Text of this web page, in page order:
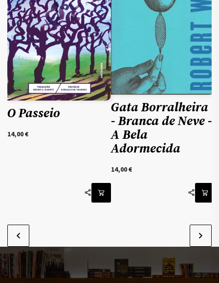
O Passeio
14,00€
Gata Borralheira
- Branca de Neve -
A Bela
Adormecida
14,00€